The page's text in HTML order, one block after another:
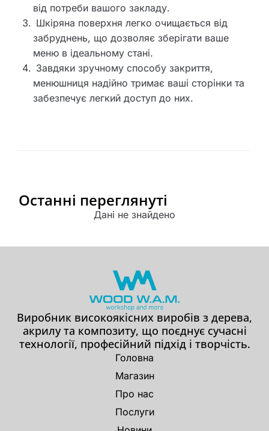
від потреби вашого закладу.
Шкіряна поверхня легко очищається від
забруднень, що дозволяє зберігати ваше
меню в ідеальному стані.
Завдяки зручному способу закриття,
менюшниця надійно тримає ваші сторінки та
забезпечує легкий доступ до них.
Останні переглянуті
Дані не знайдено
Виробник високоякісних виробів з дерева,
акрилу та композиту, що поєднує сучасні
технології, професійний підхід і творчість.
Головна
Магазин
Про нас
Послуги